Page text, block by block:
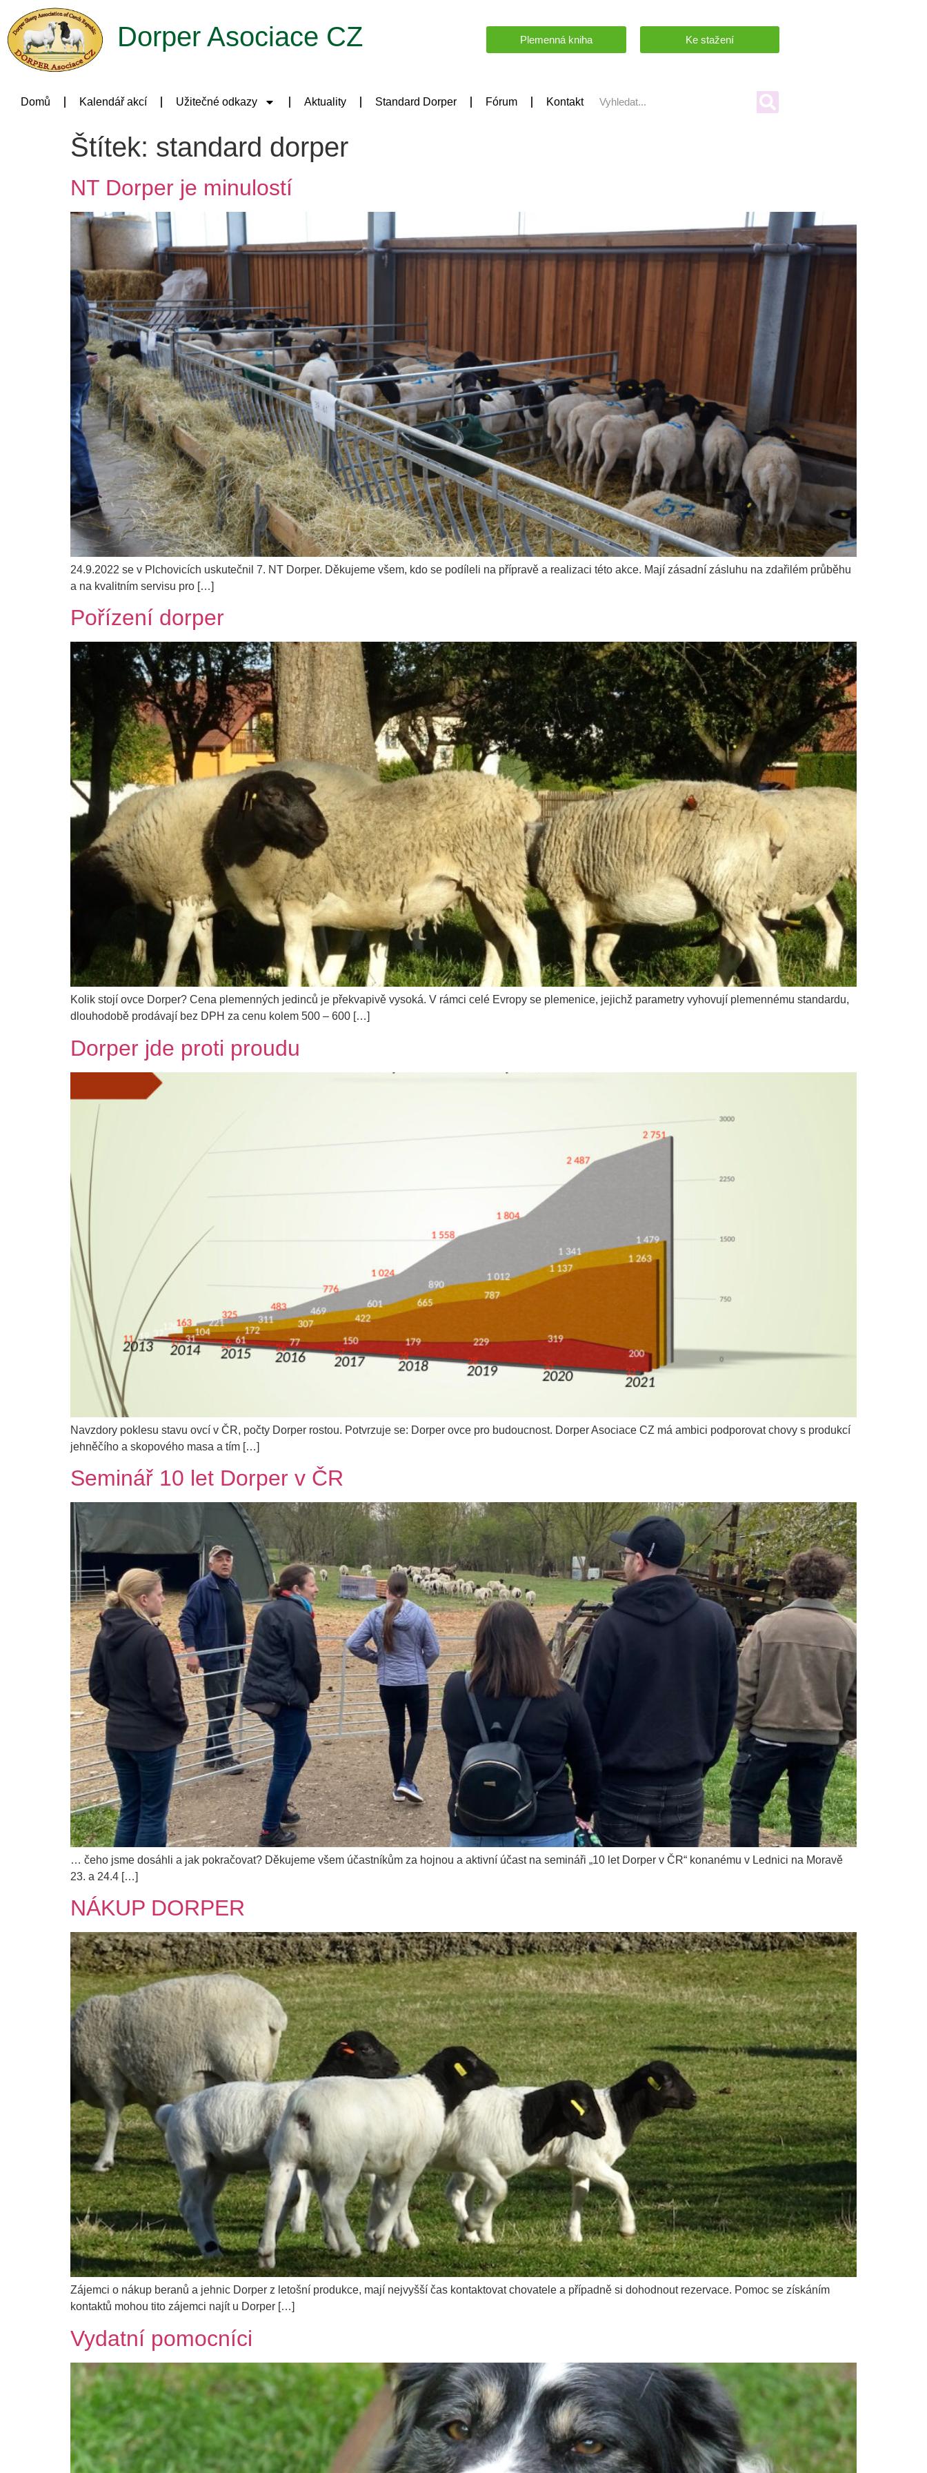
Dorper Asociace CZ Plemenná kniha Ke stažení
Domů Kalendář akcí Užitečné odkazy Aktuality Standard Dorper Fórum Kontakt
Štítek: standard dorper
NT Dorper je minulostí
24.9.2022 se v Plchovicích uskutečnil 7. NT Dorper. Děkujeme všem, kdo se podíleli na přípravě a realizaci této akce. Mají zásadní zásluhu na zdařilém průběhu
a na kvalitním servisu pro […]
Pořízení dorper
Kolik stojí ovce Dorper? Cena plemenných jedinců je překvapivě vysoká. V rámci celé Evropy se plemenice, jejichž parametry vyhovují plemennému standardu,
dlouhodobě prodávají bez DPH za cenu kolem 500 – 600 […]
Dorper jde proti proudu
Navzdory poklesu stavu ovcí v ČR, počty Dorper rostou. Potvrzuje se: Dorper ovce pro budoucnost. Dorper Asociace CZ má ambici podporovat chovy s produkcí
jehněčího a skopového masa a tím […]
Seminář 10 let Dorper v ČR
… čeho jsme dosáhli a jak pokračovat? Děkujeme všem účastníkům za hojnou a aktivní účast na semináři „10 let Dorper v ČR“ konanému v Lednici na Moravě
23. a 24.4 […]
NÁKUP DORPER
Zájemci o nákup beranů a jehnic Dorper z letošní produkce, mají nejvyšší čas kontaktovat chovatele a případně si dohodnout rezervace. Pomoc se získáním
kontaktů mohou tito zájemci najít u Dorper […]
Vydatní pomocníci